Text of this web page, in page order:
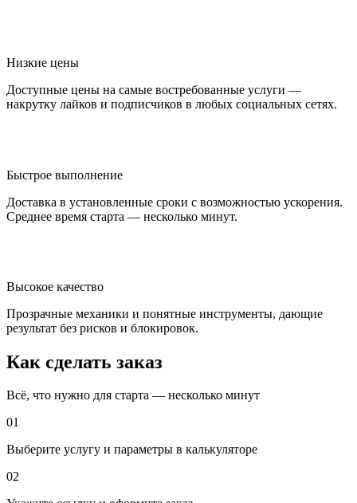
Низкие цены
Доступные цены на самые востребованные услуги —
накрутку лайков и подписчиков в любых социальных сетях.
Быстрое выполнение
Доставка в установленные сроки с возможностью ускорения.
Среднее время старта — несколько минут.
Высокое качество
Прозрачные механики и понятные инструменты, дающие
результат без рисков и блокировок.
Как сделать заказ
Всё, что нужно для старта — несколько минут
01
Выберите услугу и параметры в калькуляторе
02